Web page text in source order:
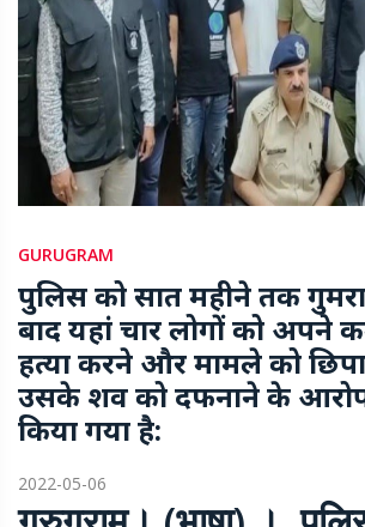
GURUGRAM
पुलिस को सात महीने तक
बाद यहां चार लोगों को अपने
हत्या करने और मामले को
उसके शव को दफनाने के आरोप
किया गया है:
2022-05-06